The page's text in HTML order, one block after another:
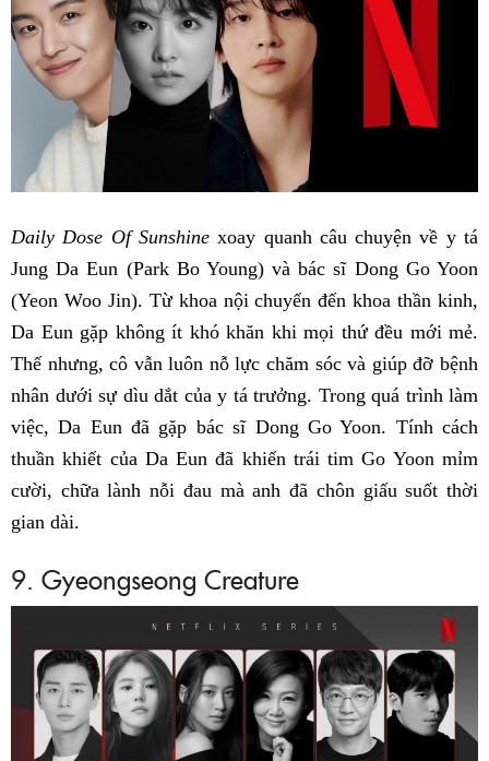
Daily Dose Of Sunshinexoay quanh câu chuyện về y tá
Jung Da Eun (Park Bo Young) và bác sĩ Dong Go Yoon
(Yeon Woo Jin). Từ khoa nội chuyển đến khoa thần kinh,
Da Eun gặp không ít khó khăn khi mọi thứ đều mới mẻ.
Thế nhưng, cô vẫn luôn nỗ lực chăm sóc và giúp đỡ bệnh
nhân dưới sự dìu dắt của y tá trưởng. Trong quá trình làm
việc, Da Eun đã gặp bác sĩ Dong Go Yoon. Tính cách
thuần khiết của Da Eun đã khiến trái tim Go Yoon mỉm
cười, chữa lành nỗi đau mà anh đã chôn giấu suốt thời
gian dài.
9. Gyeongseong Creature